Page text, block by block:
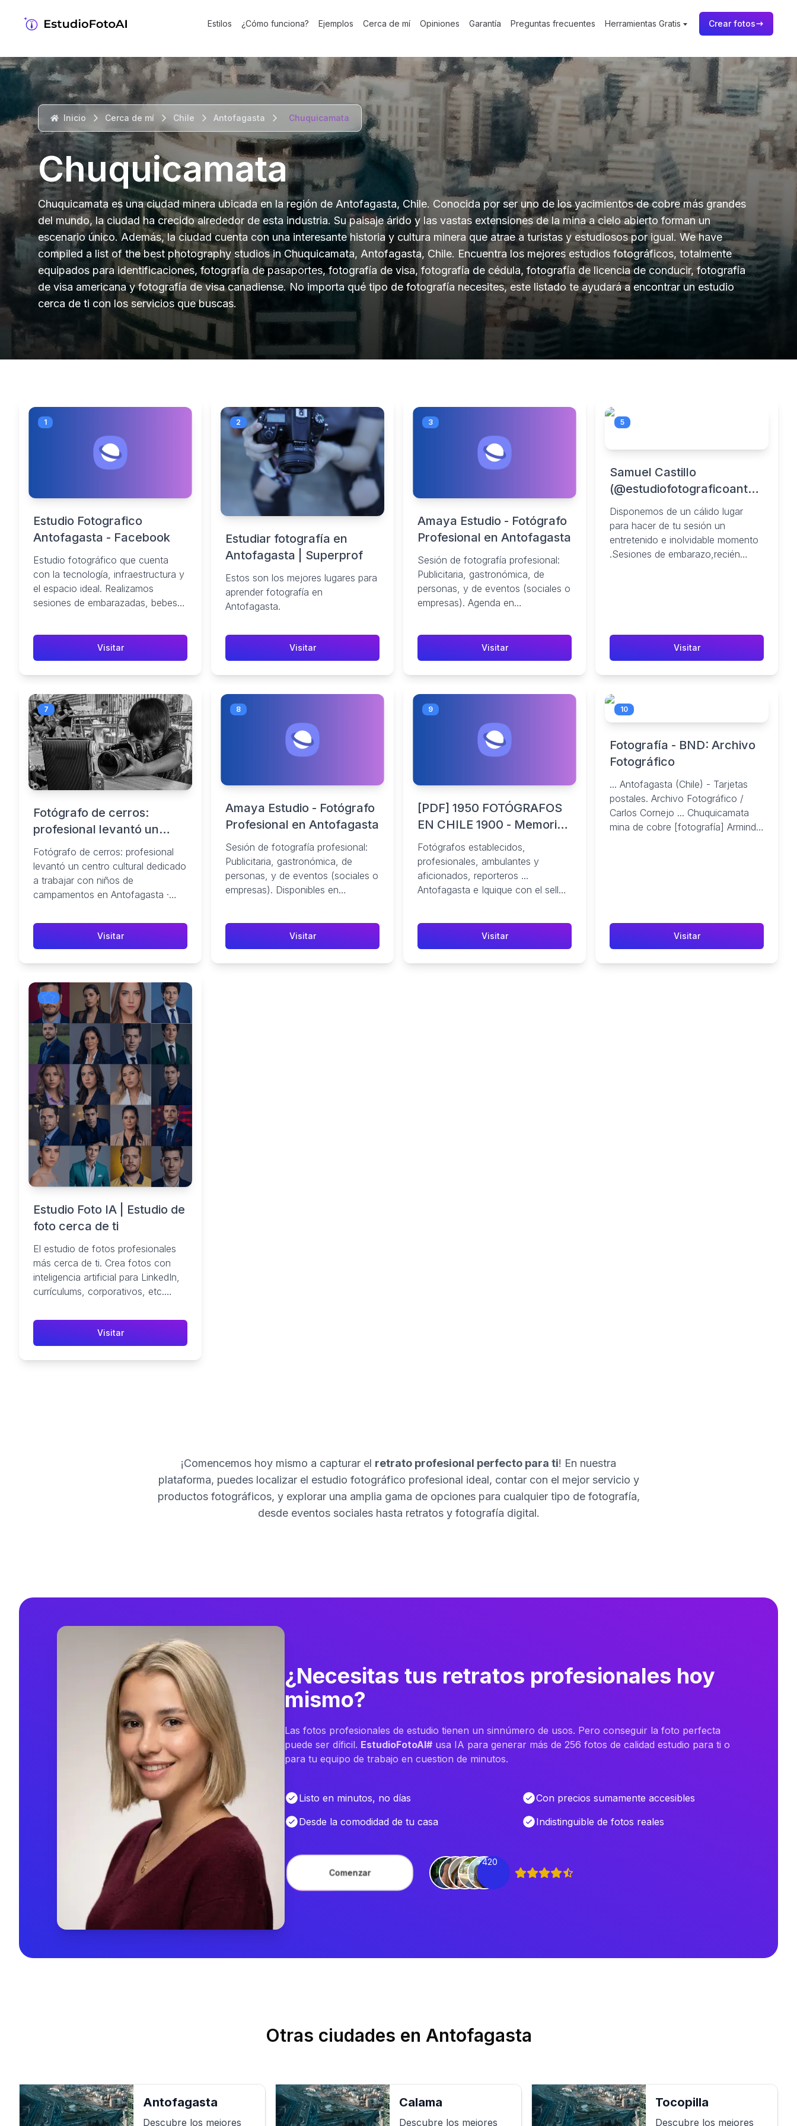
Estilos ¿Cómo funciona? Ejemplos Cerca de mí Opiniones Garantía Preguntas frecuentes Herramientas Gratis Crear fotos
Inicio Cerca de mí Chile Antofagasta Chuquicamata
Chuquicamata
Chuquicamata es una ciudad minera ubicada en la región de Antofagasta, Chile. Conocida por ser uno de los yacimientos de cobre más grandes
del mundo, la ciudad ha crecido alrededor de esta industria. Su paisaje árido y las vastas extensiones de la mina a cielo abierto forman un
escenario único. Además, la ciudad cuenta con una interesante historia y cultura minera que atrae a turistas y estudiosos por igual. We have
compiled a list of the best photography studios in Chuquicamata, Antofagasta, Chile. Encuentra los mejores estudios fotográficos, totalmente
equipados para identificaciones, fotografía de pasaportes, fotografía de visa, fotografía de cédula, fotografía de licencia de conducir, fotografía
de visa americana y fotografía de visa canadiense. No importa qué tipo de fotografía necesites, este listado te ayudará a encontrar un estudio
cerca de ti con los servicios que buscas.
1
Estudio Fotografico
Antofagasta - Facebook
Estudio fotográfico que cuenta
con la tecnología, infraestructura y
el espacio ideal. Realizamos
sesiones de embarazadas, bebes,
Visitar
2
Estudiar fotografía en
Antofagasta | Superprof
Estos son los mejores lugares para
aprender fotografía en
Antofagasta.
Visitar
3
Amaya Estudio - Fotógrafo
Profesional en Antofagasta
Sesión de fotografía profesional:
Publicitaria, gastronómica, de
personas, y de eventos (sociales o
empresas). Agenda en
Visitar
5
Samuel Castillo
• Instagram photos and
videos
Disponemos de un cálido lugar
para hacer de tu sesión un
entretenido e inolvidable momento
.Sesiones de embarazo,recién
Visitar
7
Fotógrafo de cerros:
profesional levantó un
centro cultural dedicado a
trabajar con niños de
campamentos en
Antofagasta - Timeline.cl
Fotógrafo de cerros: profesional
levantó un centro cultural dedicado
a trabajar con niños de
campamentos en Antofagasta ·
Visitar
8
Amaya Estudio - Fotógrafo
Profesional en Antofagasta
Sesión de fotografía profesional:
Publicitaria, gastronómica, de
personas, y de eventos (sociales o
empresas). Disponibles en
Visitar
9
[PDF] 1950 FOTÓGRAFOS
EN CHILE 1900 - Memoria
Chilena
Fotógrafos establecidos,
profesionales, ambulantes y
aficionados, reporteros ...
Antofagasta e Iquique con el sello
Visitar
10
Fotografía - BND: Archivo
Fotográfico
... Antofagasta (Chile) - Tarjetas
postales. Archivo Fotográfico /
Carlos Cornejo ... Chuquicamata
mina de cobre [fotografía] Armindo
Visitar
Estudio Foto IA | Estudio de
foto cerca de ti
El estudio de fotos profesionales
más cerca de ti. Crea fotos con
inteligencia artificial para LinkedIn,
currículums, corporativos, etc.
minutos!
Visitar
¡Comencemos hoy mismo a capturar el retrato profesional perfecto para ti! En nuestra
plataforma, puedes localizar el estudio fotográfico profesional ideal, contar con el mejor servicio y
productos fotográficos, y explorar una amplia gama de opciones para cualquier tipo de fotografía,
desde eventos sociales hasta retratos y fotografía digital.
¿Necesitas tus retratos profesionales hoy
mismo?
Las fotos profesionales de estudio tienen un sinnúmero de usos. Pero conseguir la foto perfecta
puede ser díficil. EstudioFotoAI# usa IA para generar más de 256 fotos de calidad estudio para ti o
para tu equipo de trabajo en cuestion de minutos.
Listo en minutos, no días
Con precios sumamente accesibles
Desde la comodidad de tu casa
Indistinguible de fotos reales
Comenzar
+420
Otras ciudades en Antofagasta
Antofagasta
Descubre los mejores
Calama
Descubre los mejores
Tocopilla
Descubre los mejores